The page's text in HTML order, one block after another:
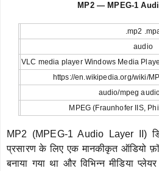
MP2 — MPEG-1
.mp2
audio
VLC media player Windows Media
https://en.wikipedia.org/wiki/
audio/mpeg
MPEG (Fraunhofer IIS,
MP2 (MPEG-1 Audio Layer II)
प्रसारण के लिए एक मानकीकृत ऑडियो
बनाया गया था और विभिन्न मीडिया